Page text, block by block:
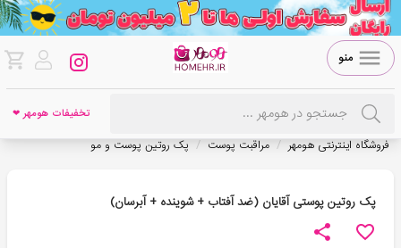
منو
تخفیفات هومهر ❤
فروشگاه اینترنتی هومهر / مراقبت پوست / پک روتین پوست و مو
پک روتین پوستی آقایان (ضد آفتاب + شوینده + آبرسان)